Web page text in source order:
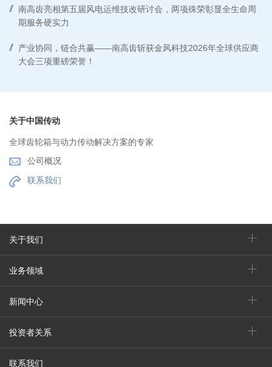
南高齿亮相第五届风电运维技改研讨会，两项殊荣彰显全生命周
期服务硬实力
产业协同，链合共赢——南高齿斩获金风科技2026年全球供应商
大会三项重磅荣誉！
关于中国传动
全球齿轮箱与动力传动解决方案的专家
公司概况
联系我们
关于我们
业务领域
新闻中心
投资者关系
联系我们